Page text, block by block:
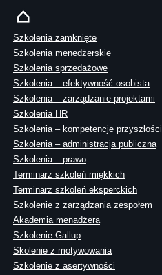
Szkolenia zamknięte
Szkolenia menedżerskie
Szkolenia sprzedażowe
Szkolenia – efektywność osobista
Szkolenia – zarządzanie projektami
Szkolenia HR
Szkolenia – kompetencje przyszłości
Szkolenia – administracja publiczna
Szkolenia – prawo
Terminarz szkoleń miękkich
Terminarz szkoleń eksperckich
Szkolenie z zarządzania zespołem
Akademia menadżera
Szkolenie Gallup
Skolenie z motywowania
Szkolenie z asertywności